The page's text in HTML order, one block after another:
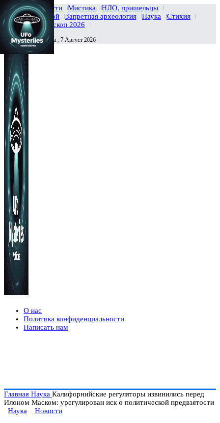
Главная Новости Мистика
НЛО, пришельцы
Тайны вселенной
Запретная археология Наука
Стихия
История
Гороскоп 2026
Сегодня Пятница , 7 Август 2026
О нас
Политика конфиденциальности
Написать нам
Главная Наука Калифорнийские регуляторы извинились перед
Илоном Маском: урегулирован иск о политической предвзятости
Наука
Новости